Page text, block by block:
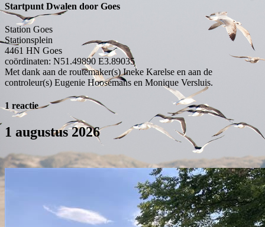
Startpunt Dwalen door Goes
Station Goes
Stationsplein
4461 HN Goes
coördinaten: N51.49890 E3.89035
Met dank aan de routemaker(s) Ineke Karelse en aan de
controleur(s) Eugenie Hoosemans en Monique Versluis.
1 reactie
1 augustus 2026